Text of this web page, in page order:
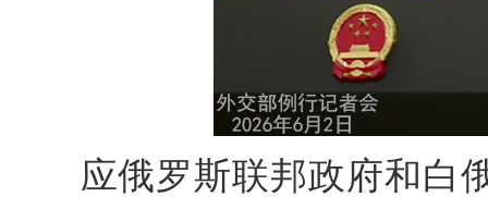
应俄罗斯联邦政府和白